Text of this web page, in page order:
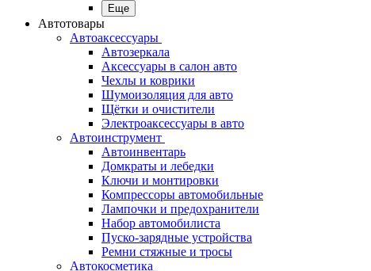
Еще
Автотовары
Автоаксессуары
Автозеркала
Аксессуары в салон авто
Чехлы и коврики
Шумоизоляция для авто
Щётки и очистители
Электроаксессуары в авто
Автоинструмент
Автоинвентарь
Домкраты и лебедки
Ключи и монтировки
Компрессоры автомобильные
Лампочки и предохранители
Набор автомобилиста
Пуско-зарядные устройства
Ремни стяжные и тросы
Автокосметика